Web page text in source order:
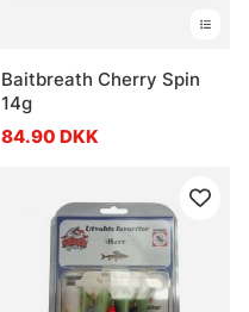
Baitbreath Cherry Spin
14g
84.90 DKK